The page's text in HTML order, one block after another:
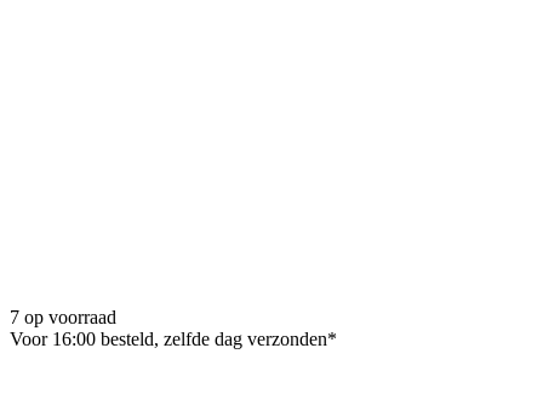
7 op voorraad
Voor 16:00 besteld, zelfde dag verzonden*